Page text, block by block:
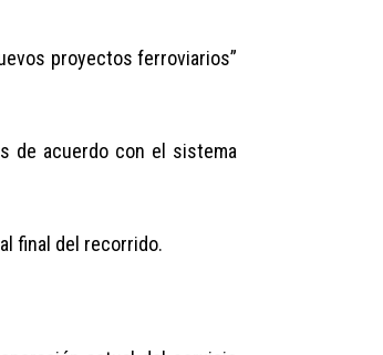
proyectos ferroviarios”
de acuerdo con el sistema
final del recorrido.